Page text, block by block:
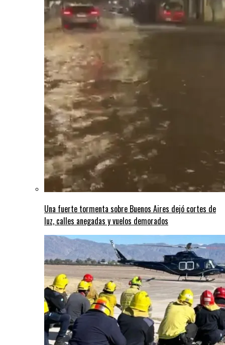
Una fuerte tormenta sobre Buenos Aires dejó cortes de
luz, calles anegadas y vuelos demorados